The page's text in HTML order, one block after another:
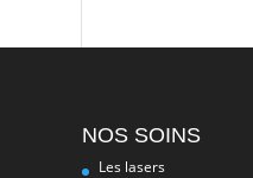
NOS SOINS
Les lasers